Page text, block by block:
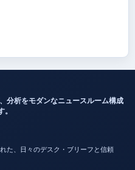
分析をモダンなニュースルーム構成
た、日々のデスク・ブリーフと信頼